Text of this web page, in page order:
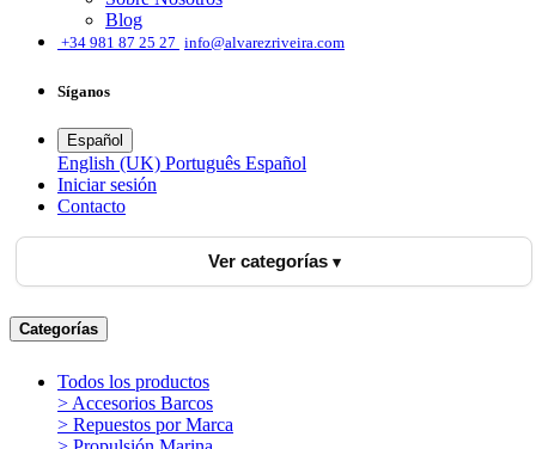
Blog
+34 981 87 25 27 info@alvarezriveira.com
Síganos
Español
English (UK) Português Español
Iniciar sesión
​Contacto
Ver categorías
Categorías
Todos los productos
> Accesorios Barcos
> Repuestos por Marca